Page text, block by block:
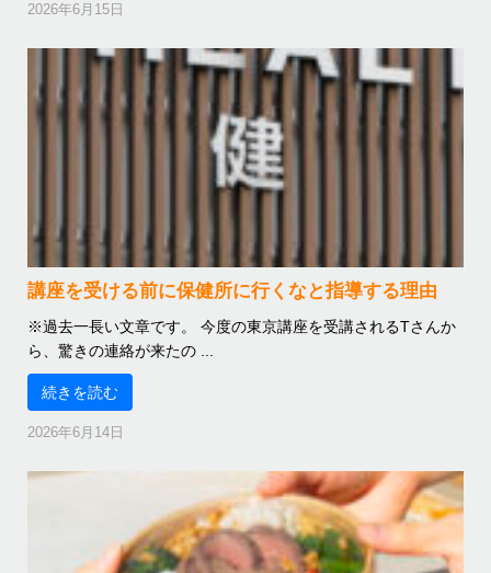
2026年6月15日
講座を受ける前に保健所に行くなと指導する理由
※過去一長い文章です。 今度の東京講座を受講されるTさんか
ら、驚きの連絡が来たの ...
続きを読む
2026年6月14日